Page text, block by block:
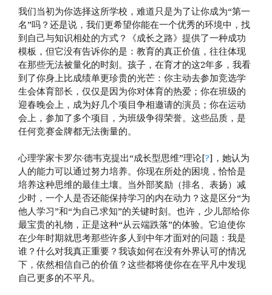
我们当初为你选择这所学校，难道只是为了让你成为“第一
名”吗？还是说，我们更希望你能在一个优秀的环境中，找
到自己与知识相处的方式？《成长之路》提供了一种成功
模板，但它没有告诉你的是：教育的真正价值，往往体现
在那些无法被量化的时刻。孩子，在育才的这2年多，我看
到了你身上比成绩单更珍贵的光芒：你主动去参加竞选学
生会体育部长，仅仅是因为你对体育的热爱；你在班级的
迎春晚会上，成为好几个项目争相邀请的演员；你在运动
会上，参加了多个项目，为班级争得荣誉。这些品质，是
任何竞赛金牌都无法衡量的。
心理学家卡罗尔·德韦克提出“成长型思维”理论[?]，她认为
人的能力可以通过努力培养。你现在所处的困境，恰恰是
培养这种思维的最佳土壤。当外部奖励（排名、表扬）减
少时，一个人是否还能保持学习的内在动力？这是区分“为
他人学习”和“为自己求知”的关键时刻。也许，少儿部给你
最宝贵的礼物，正是这种“从云端跌落”的体验。它迫使你
在少年时期就思考那些许多人到中年才面对的问题：我是
谁？什么对我真正重要？我该如何在没有外界认可的情况
下，依然相信自己的价值？这些都将使你在在平凡中发现
自己更多的不平凡。